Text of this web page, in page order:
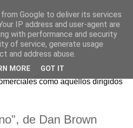
principales novedades literarias
Crítica de libros tienen cabida tanto
como aquéllos dirigidos
de Dan Brown
Google to deliver its services
IP address and user-agent are
with performance and security
of service, generate usage
and address abuse.
MORE GOT IT